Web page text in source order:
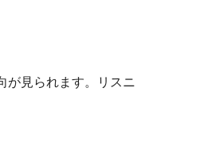
が見られます。リスニ